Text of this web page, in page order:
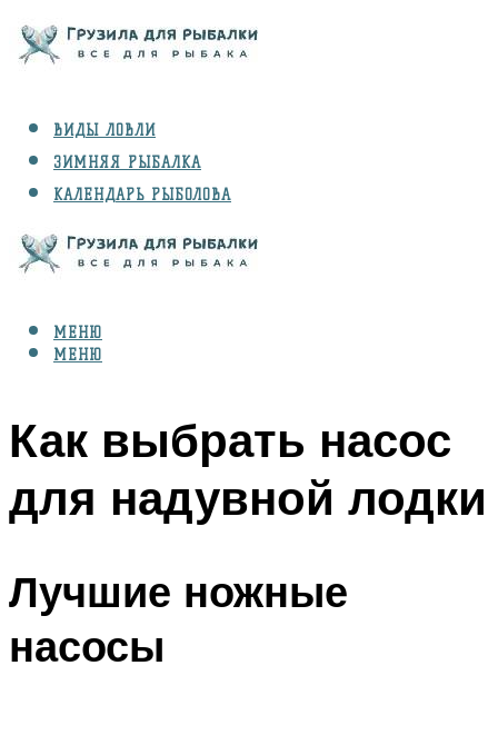
ВИДЫ ЛОВЛИ
ЗИМНЯЯ РЫБАЛКА
КАЛЕНДАРЬ РЫБОЛОВА
СНАРЯЖЕНИЕ
МЕНЮ
МЕНЮ
Как выбрать насос
для надувной лодки
Лучшие ножные
насосы